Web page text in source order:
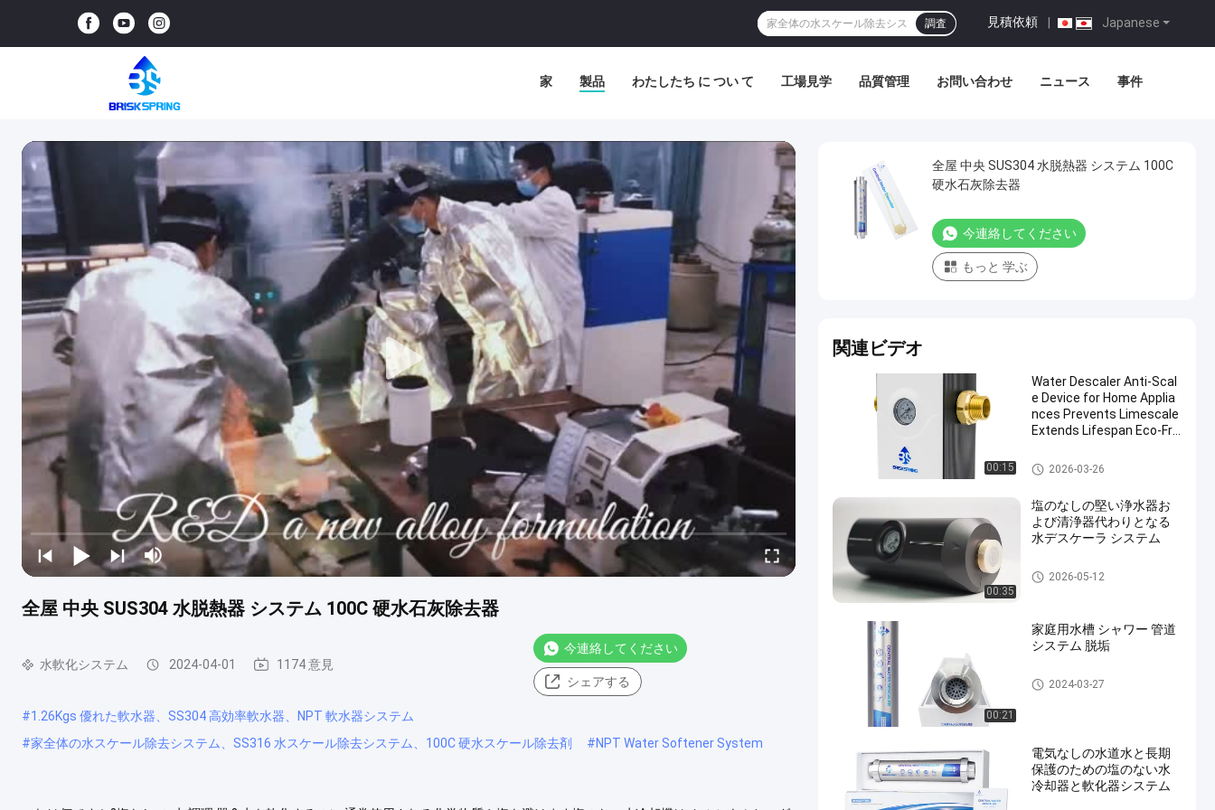
Japanese
見積依頼
調査
家 製品 わたしたち に つい て 工場見学 品質管理 お問い合わせ ニュース 事件
全屋 中央 SUS304 水脱熱器 システム 100C 硬水石灰除去器
水軟化システム 2024-04-01 1174 意見
今連絡してください
シェアする
#1.26Kgs 優れた軟水器、SS304 高効率軟水器、NPT 軟水器システム
#家全体の水スケール除去システム、SS316 水スケール除去システム、100C 硬水スケール除去剤 #NPT Water Softener System
全屋 中央 SUS304 水脱熱器 システム 100C
硬水石灰除去器
今連絡してください
もっと 学ぶ
関連ビデオ
00:15
Water Descaler Anti-Scal
e Device for Home Applia
nces Prevents Limescale
Extends Lifespan Eco-Fri
水軟化システム
2026-03-26
00:35
塩のなしの堅い浄水器お
よび清浄器代わりとなる
水デスケーラ システム
全屋敷用水脱熱機
2026-05-12
00:21
家庭用水槽 シャワー 管道
システム 脱垢
水軟化システム
2024-03-27
電気なしの水道水と長期
保護のための塩のない水
冷却器と軟化器システム